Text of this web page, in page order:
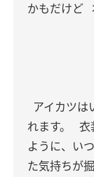
かもだけど
アイカツは
れます。
衣
ように、い
た気持ちが